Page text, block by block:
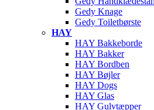
Gedy Knage
Gedy Toiletbørste
HAY
HAY Bakkeborde
HAY Bakker
HAY Bordben
HAY Bøjler
HAY Dogs
HAY Glas
HAY Gulvtæpper